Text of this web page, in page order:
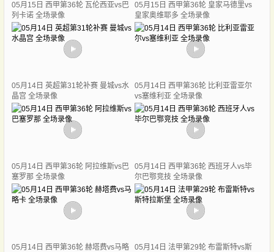
05月15日 西甲第36轮 瓦伦西亚vs巴
列卡诺 全场录像
05月15日 西甲第36轮 皇家马德里vs
皇家奥维耶多 全场录像
05月14日 英超第31轮补赛 曼城vs水
晶宫 全场录像
05月14日 西甲第36轮 比利亚雷亚尔
vs塞维利亚 全场录像
05月14日 西甲第36轮 阿拉维斯vs巴
塞罗那 全场录像
05月14日 西甲第36轮 西班牙人vs毕
尔巴鄂竞技 全场录像
05月14日 西甲第36轮 赫塔费vs马略
05月14日 法甲第29轮 布雷斯特vs斯